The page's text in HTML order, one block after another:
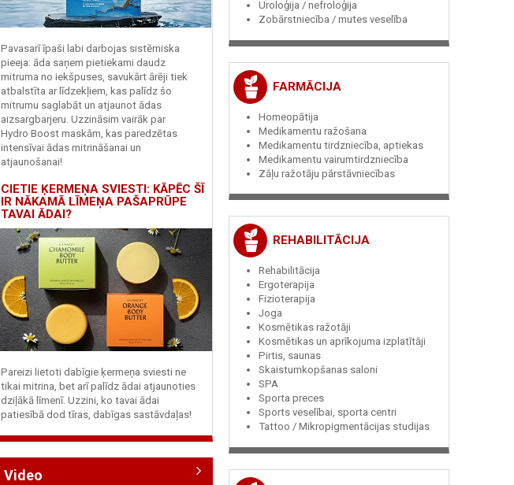
Pavasarī īpaši labi darbojas sistēmiska
pieeja: āda saņem pietiekami daudz
mitruma no iekšpuses, savukārt ārēji tiek
atbalstīta ar līdzekļiem, kas palīdz šo
mitrumu saglabāt un atjaunot ādas
aizsargbarjeru. Uzzināsim vairāk par
Hydro Boost maskām, kas paredzētas
intensīvai ādas mitrināšanai un
atjaunošanai!
CIETIE ĶERMEŅA SVIESTI: KĀPĒC ŠĪ
IR NĀKAMĀ LĪMEŅA PAŠAPRŪPE
TAVAI ĀDAI?
Pareizi lietoti dabīgie ķermeņa sviesti ne
tikai mitrina, bet arī palīdz ādai atjaunoties
dziļākā līmenī. Uzzini, ko tavai ādai
patiesībā dod tīras, dabīgas sastāvdaļas!
Video
Uroloģija / nefroloģija
Zobārstniecība / mutes veselība
FARMĀCIJA
Homeopātija
Medikamentu ražošana
Medikamentu tirdzniecība, aptiekas
Medikamentu vairumtirdzniecība
Zāļu ražotāju pārstāvniecības
REHABILITĀCIJA
Rehabilitācija
Ergoterapija
Fizioterapija
Joga
Kosmētikas ražotāji
Kosmētikas un aprīkojuma izplatītāji
Pirtis, saunas
Skaistumkopšanas saloni
SPA
Sporta preces
Sports veselībai, sporta centri
Tattoo / Mikropigmentācijas studijas